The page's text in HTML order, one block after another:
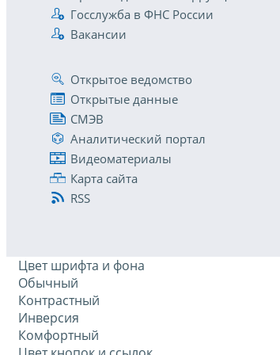
Госслужба в ФНС России
Вакансии
Открытое ведомство
Открытые данные
СМЭВ
Аналитический портал
Видеоматериалы
Карта сайта
RSS
Цвет шрифта и фона
Обычный
Контрастный
Инверсия
Комфортный